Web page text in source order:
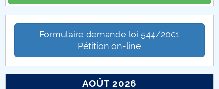
Formulaire demande loi 544/2001
Pétition on-line
AOÛT 2026